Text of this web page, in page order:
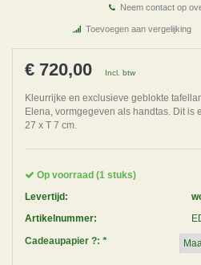
Neem contact op
Toevoegen aan vergelijking
€ 720,00 Incl. btw
Kleurrijke en exclusieve geblokte
Elena, vormgegeven als handtas. Dit is
27 x T 7 cm.
Op voorraad (1 stuks)
Levertijd:
Artikelnummer:
Cadeaupapier ?: *